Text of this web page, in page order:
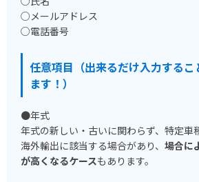
○メールアドレス
○電話番号
任意項目（出来るだけ入力するこ
ます！）
●年式
年式の新しい・古いに関わらず、特定車
海外輸出に該当する場合があり、 場合に
が高くなるケースもあります。